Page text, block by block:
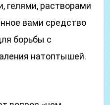
гелями, растворами
вами средство
борьбы с
натоптышей.